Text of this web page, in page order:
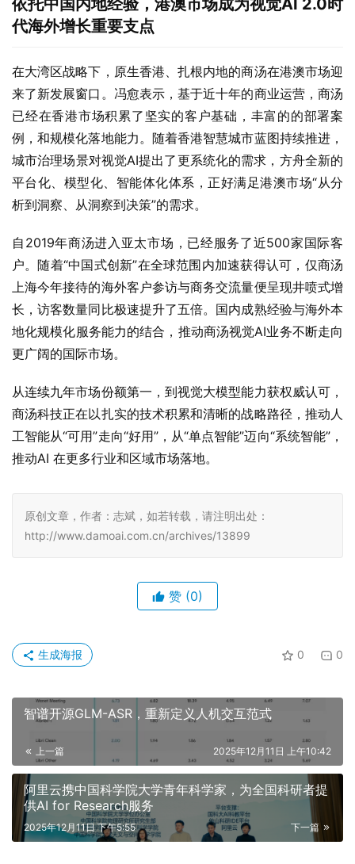
依托中国内地经验，港澳市场成为视觉AI 2.0时
代海外增长重要支点
在大湾区战略下，原生香港、扎根内地的商汤在港澳市场迎
来了新发展窗口。冯愈表示，基于近十年的商业运营，商汤
已经在香港市场积累了坚实的客户基础，丰富的的部署案
例，和规模化落地能力。随着香港智慧城市蓝图持续推进，
城市治理场景对视觉AI提出了更系统化的需求，方舟全新的
平台化、模型化、智能体化体系，正好满足港澳市场“从分
析到洞察、从洞察到决策”的需求。
自2019年商汤进入亚太市场，已经服务了近500家国际客
户。随着“中国式创新”在全球范围内加速获得认可，仅商汤
上海今年接待的海外客户参访与商务交流量便呈现井喷式增
长，访客数量同比极速提升了五倍。国内成熟经验与海外本
地化规模化服务能力的结合，推动商汤视觉AI业务不断走向
更广阔的国际市场。
从连续九年市场份额第一，到视觉大模型能力获权威认可，
商汤科技正在以扎实的技术积累和清晰的战略路径，推动人
工智能从“可用”走向“好用”，从“单点智能”迈向“系统智能”，
推动AI 在更多行业和区域市场落地。
原创文章，作者：志斌，如若转载，请注明出处：
http://www.damoai.com.cn/archives/13899
赞 (0)
0 0
生成海报
智谱开源GLM-ASR，重新定义人机交互范式
上一篇 2025年12月11日 上午10:42
阿里云携中国科学院大学青年科学家，为全国科研者提
供AI for Research服务
下一篇
2025年12月11日 下午5:55